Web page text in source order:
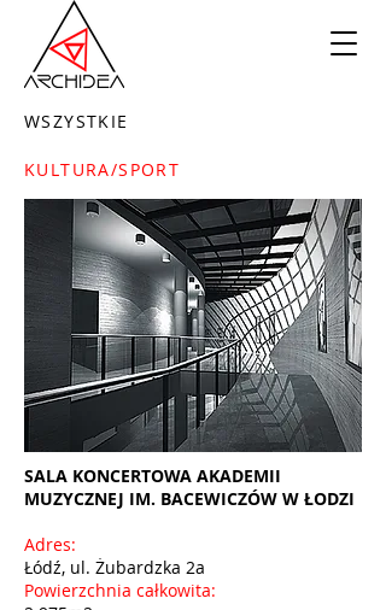
WSZYSTKIE
KULTURA/SPORT
SALA KONCERTOWA AKADEMII
MUZYCZNEJ IM. BACEWICZÓW W ŁODZI
Adres:
Łódź, ul. Żubardzka 2a
Powierzchnia całkowita: